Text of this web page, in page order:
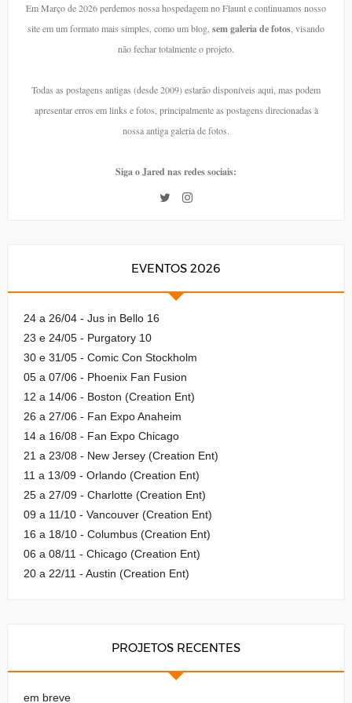
Em Março de 2026 perdemos nossa hospedagem no Flaunt e continuamos nosso
site em um formato mais simples, como um blog, sem galeria de fotos , visando
não fechar totalmente o projeto.
Todas as postagens antigas (desde 2009) estarão disponíveis aqui, mas podem
apresentar erros em links e fotos, principalmente as postagens direcionadas à
nossa antiga galeria de fotos.
Siga o Jared nas redes sociais:
EVENTOS 2026
24 a 26/04 - Jus in Bello 16
23 e 24/05 - Purgatory 10
30 e 31/05 - Comic Con Stockholm
05 a 07/06 - Phoenix Fan Fusion
12 a 14/06 - Boston (Creation Ent)
26 a 27/06 - Fan Expo Anaheim
14 a 16/08 - Fan Expo Chicago
21 a 23/08 - New Jersey (Creation Ent)
11 a 13/09 - Orlando (Creation Ent)
25 a 27/09 - Charlotte (Creation Ent)
09 a 11/10 - Vancouver (Creation Ent)
16 a 18/10 - Columbus (Creation Ent)
06 a 08/11 - Chicago (Creation Ent)
20 a 22/11 - Austin (Creation Ent)
PROJETOS RECENTES
em breve